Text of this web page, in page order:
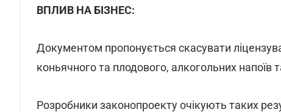
ВПЛИВ НА БІЗНЕС:
Документом пропонується скасувати
коньячного та плодового, алкогольних напоїв
Розробники законопроекту очікують таких